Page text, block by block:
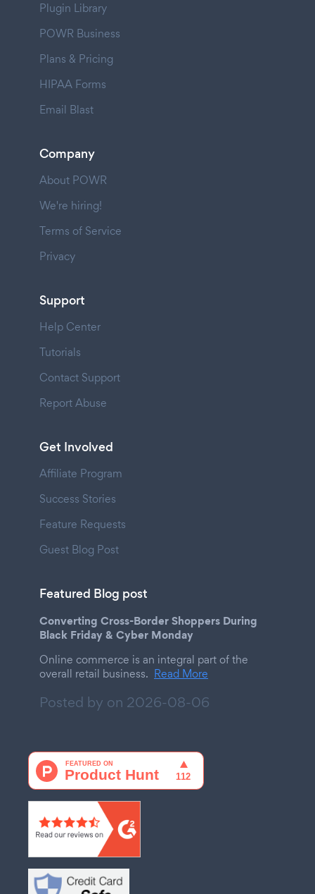
Plugin Library
POWR Business
Plans & Pricing
HIPAA Forms
Email Blast
Company
About POWR
We're hiring!
Terms of Service
Privacy
Support
Help Center
Tutorials
Contact Support
Report Abuse
Get Involved
Affiliate Program
Success Stories
Feature Requests
Guest Blog Post
Featured Blog post
Converting Cross-Border Shoppers During
Black Friday & Cyber Monday
Online commerce is an integral part of the
overall retail business. Read More
Posted by on 2026-08-06